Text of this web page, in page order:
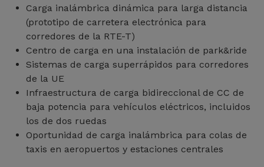
Carga inalámbrica dinámica para larga distancia
(prototipo de carretera electrónica para
corredores de la RTE-T)
Centro de carga en una instalación de park&ride
Sistemas de carga superrápidos para corredores
de la UE
Infraestructura de carga bidireccional de CC de
baja potencia para vehículos eléctricos, incluidos
los de dos ruedas
Oportunidad de carga inalámbrica para colas de
taxis en aeropuertos y estaciones centrales